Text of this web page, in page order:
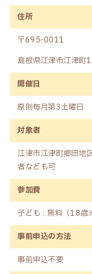
住所
〒695-0011
島根県江津市江津町
開催日
原則毎月第3土曜日
対象者
江津市江津町郷田地
者なども可
参加費
子ども : 無料（18
事前申込の方法
事前申込不要